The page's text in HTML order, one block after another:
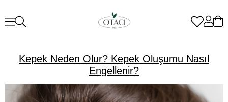
Kepek Neden Olur? Kepek Oluşumu Nasıl
Engellenir?